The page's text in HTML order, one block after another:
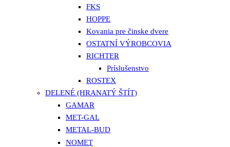
FKS
HOPPE
Kovania pre činske dvere
OSTATNÍ VÝROBCOVIA
RICHTER
Príslušenstvo
ROSTEX
DELENÉ (HRANATÝ ŠTÍT)
GAMAR
MET-GAL
METAL-BUD
NOMET